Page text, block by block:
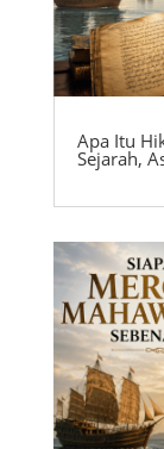
Apa Itu
Sejarah,